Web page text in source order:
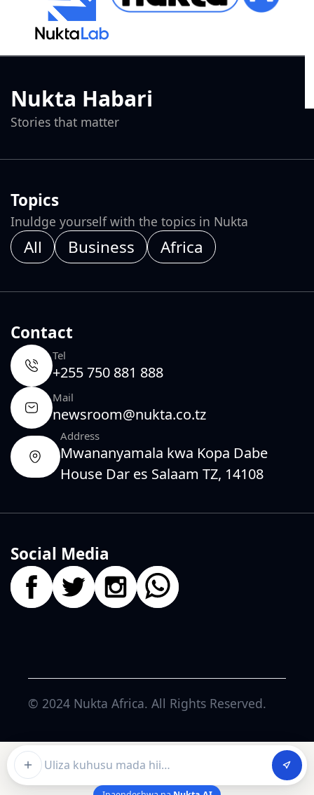
Ask about this article
Nukta Habari
Stories that matter
Topics
Inuldge yourself with the topics in Nukta
All Business Africa
Contact
Tel
+255 750 881 888
Mail
newsroom@nukta.co.tz
Address
Mwananyamala kwa Kopa Dabe
House Dar es Salaam TZ, 14108
Social Media
© 2024 Nukta Africa. All Rights Reserved.